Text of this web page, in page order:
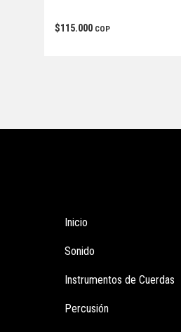
$115.000 COP
Inicio
Sonido
Instrumentos de Cuerdas
Percusión